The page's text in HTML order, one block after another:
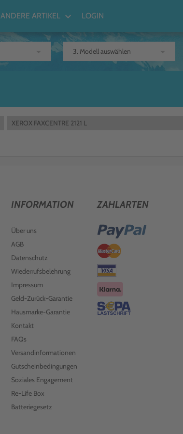
ANDERE ARTIKEL keyboard_arrow_down LOGIN
XEROX FAXCENTRE 2121 L
INFORMATION
Über uns
AGB
Datenschutz
Wiederrufsbelehrung
Impressum
Geld-Zurück-Garantie
Hausmarke-Garantie
Kontakt
FAQs
Versandinformationen
Gutscheinbedingungen
Soziales Engagement
Re-Life Box
Batteriegesetz
ZAHLARTEN